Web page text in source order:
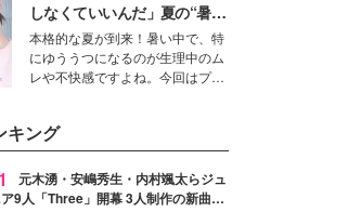
デルの宮城舞と島村雄大の特別対
談をお届け！それぞれの視点か
ら、今作ならではの魅力や予想外
の感動をもたらす奥深いストーリ
ーについて熱く語り合ってもらっ
しなくていいんだ」夏の“暑さ
対策”の新しい選択肢とは？
本格的な夏が到来！暑い中で、特
にゆううつになるのが生理中のム
レや不快感ですよね。今回はプラ
好さんを迎えて本音で女子会トー
ク。猛暑のお出かけを快適に過ご
すヒントや、2人が感動した夏の
生理の新常識にも迫りました。
キング
元木湧・安嶋秀生・内村颯太らジュ
9人「Three」開幕 3人制作の新曲＆